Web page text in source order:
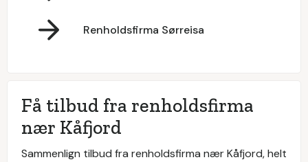
Renholdsfirma Sørreisa
Få tilbud fra renholdsfirma
nær Kåfjord
Sammenlign tilbud fra renholdsfirma nær Kåfjord, helt